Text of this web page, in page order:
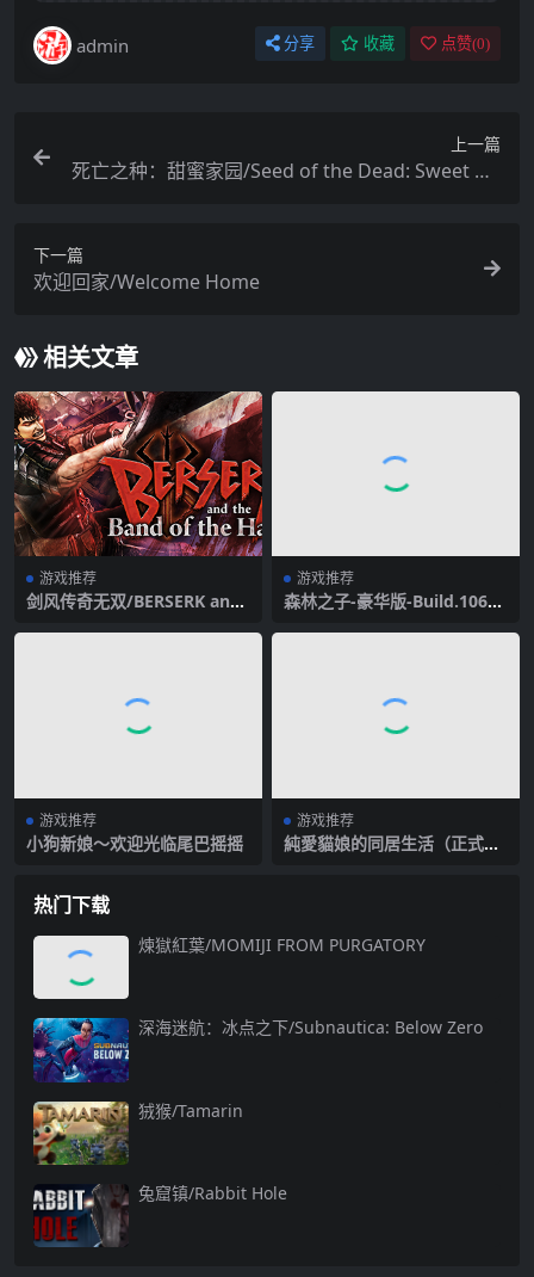
admin 分享 收藏 点赞(0)
上一篇
死亡之种：甜蜜家园/Seed of the Dead: Sweet Ho
下一篇
欢迎回家/Welcome Home
相关文章
游戏推荐
剑风传奇无双/BERSERK and
华终极版-全DLC+通关存档）
游戏推荐
森林之子-豪华版-Build.10625
手柄-hhha
游戏推荐
小狗新娘～欢迎光临尾巴摇摇
游戏推荐
純愛貓娘的同居生活（正式版-
热门下载
煉獄紅葉/MOMIJI FROM PURGATORY
深海迷航：冰点之下/Subnautica: Below Zero
狨猴/Tamarin
兔窟镇/Rabbit Hole